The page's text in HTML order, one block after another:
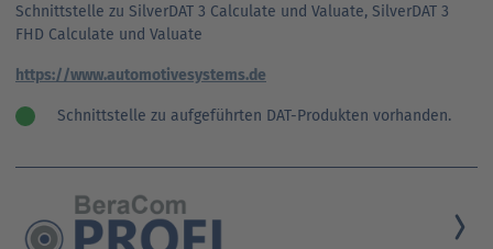
Schnittstelle zu SilverDAT 3 Calculate und Valuate, SilverDAT 3
FHD Calculate und Valuate
https://www.automotivesystems.de
Schnittstelle zu aufgeführten DAT-Produkten vorhanden.